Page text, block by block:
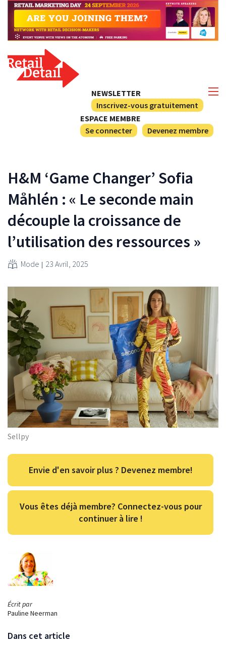
NEWSLETTER
Inscrivez-vous gratuitement
ESPACE MEMBRE
Se connecter
Devenez membre
Écrit par
Pauline Neerman
Dans cet article
H&M ‘Game Changer’ Sofia
Måhlén : « Le seconde main
découple la croissance de
l’utilisation des ressources »
Mode 23 Avril, 2025
Sellpy
Envie d'en savoir plus ? Devenez membre!
Vous êtes déjà membre? Connectez-vous pour
continuer à lire !